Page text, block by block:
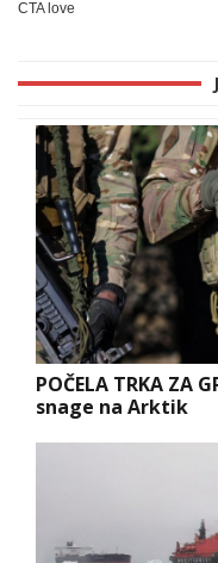
POČELA TRKA ZA
snage na Arktik